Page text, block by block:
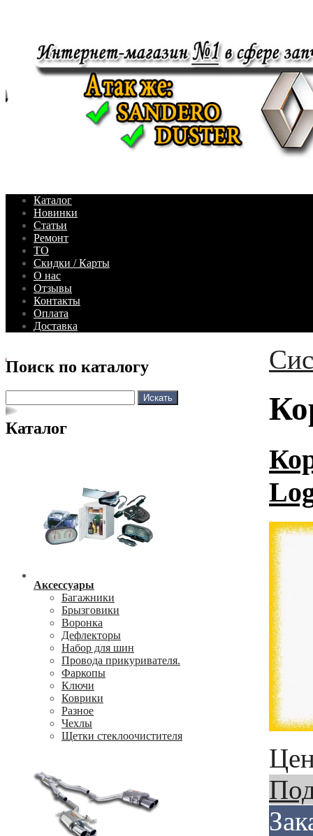
Каталог
Новинки
Статьи
Ремонт
ТО
Скидки / Карты
О нас
Отзывы
Контакты
Оплата
Доставка
Поиск по каталогу
Каталог
Аксессуары
Багажники
Брызговики
Воронка
Дефлекторы
Набор для шин
Провода прикуривателя.
Фаркопы
Ключи
Коврики
Разное
Чехлы
Щетки стеклоочистителя